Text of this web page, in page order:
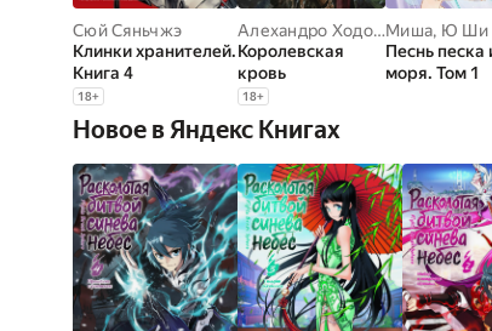
Сюй Сяньчжэ
Клинки хранителей.
Книга 4
18+
Алехандро Ходоровски , Лю
Королевская
кровь
18+
Миша, Ю Ши
Песнь песка
моря. Том 1
Новое в Яндекс Книгах